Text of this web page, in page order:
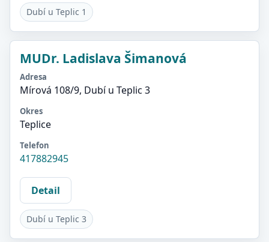
Dubí u Teplic 1
MUDr. Ladislava Šimanová
Adresa
Mírová 108/9, Dubí u Teplic 3
Okres
Teplice
Telefon
417882945
Detail
Dubí u Teplic 3